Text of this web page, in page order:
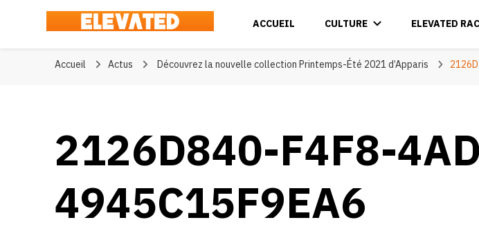
Elevated
ACCUEIL CULTURE ELEVATED
Accueil Actus Découvrez la nouvelle collection Printemps-Été 2021 d’Apparis
2126D840-F4F8-
4945C15F9EA6